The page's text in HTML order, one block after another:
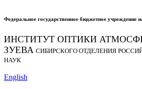
Федеральное государственное бюджетное учреждение
ИНСТИТУТ ОПТИКИ
ЗУЕВА СИБИРСКОГО ОТДЕЛЕНИЯ
НАУК
English